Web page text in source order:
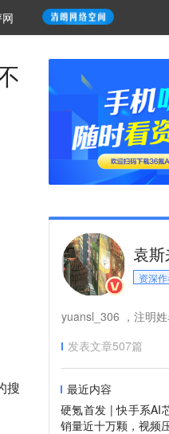
搜
袁
资深
yuansl_306 ，注明
发表文章507篇
最近内容
硬氪首发 | 快手系AI
销量近十万颗，视频